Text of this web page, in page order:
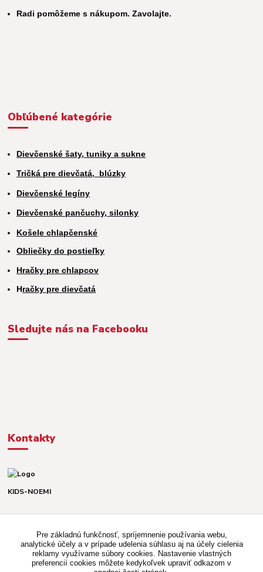
Radi pomôžeme s nákupom. Zavolajte.
Obľúbené kategórie
Dievčenské šaty, tuniky a sukne
Tričká pre dievčatá, blúzky
Dievčenské legíny
Dievčenské pančuchy, silonky
Košele chlapčenské
Obliečky do postieľky
Hračky pre chlapcov
Hračky pre dievčatá
Sledujte nás na Facebooku
Kontakty
KIDS-NOEMI
(Po-Pia, 8-16 hod.)
kidsnoemi.shop@gmail.com
Pre základnú funkčnosť, spríjemnenie používania webu,
analytické účely a v prípade udelenia súhlasu aj na účely cielenia
reklamy využívame súbory cookies. Nastavenie vlastných
preferencií cookies môžete kedykoľvek upraviť odkazom v